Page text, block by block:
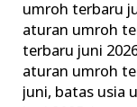
umroh terbaru
aturan umroh
terbaru juni
aturan umroh
juni, batas usia